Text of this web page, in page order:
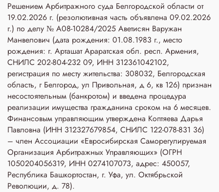
Решением Арбитражного суда Белгородской области от
19.02.2026 г. (резолютивная часть объявлена 09.02.2026
г.) по делу № А08-10284/2025 Аветисян Варужан
Манвелович (дата рождения: 01.08.1983 г., место
рождения: г. Арташат Араратская обл. респ. Армения,
СНИЛС 202-804-232 09, ИНН 312361042102,
регистрация по месту жительства: 308032, Белгородская
область, г Белгород, ул Привольная, д 6, кв 126) признан
несостоятельным (банкротом) и введена процедура
реализации имущества гражданина сроком на 6 месяцев.
Финансовым управляющим утверждена Коптяева Дарья
Павловна (ИНН 312327679854, СНИЛС 122-078-831 36)
– член Ассоциации «Евросибирская Саморегулируемая
Организация Арбитражных Управляющих» (ОГРН
1050204056319, ИНН 0274107073, адрес: 450057,
Республика Башкортостан, г. Уфа, ул. Октябрьской
Революции, д. 78).